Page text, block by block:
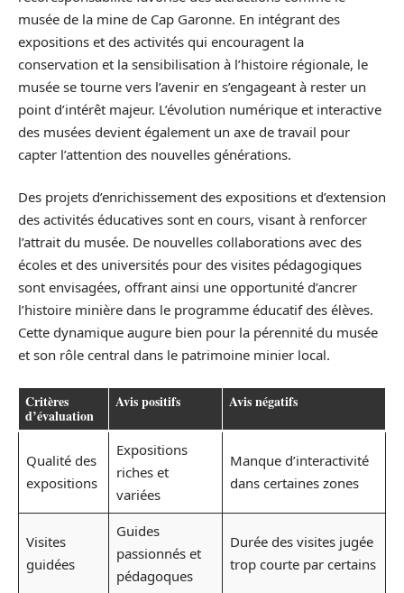
musée de la mine de Cap Garonne. En intégrant des
expositions et des activités qui encouragent la
conservation et la sensibilisation à l’histoire régionale, le
musée se tourne vers l’avenir en s’engageant à rester un
point d’intérêt majeur. L’évolution numérique et interactive
des musées devient également un axe de travail pour
capter l’attention des nouvelles générations.
Des projets d’enrichissement des expositions et d’extension
des activités éducatives sont en cours, visant à renforcer
l’attrait du musée. De nouvelles collaborations avec des
écoles et des universités pour des visites pédagogiques
sont envisagées, offrant ainsi une opportunité d’ancrer
l’histoire minière dans le programme éducatif des élèves.
Cette dynamique augure bien pour la pérennité du musée
et son rôle central dans le patrimoine minier local.
Critères
d’évaluation
Avis positifs Avis négatifs
Qualité des
expositions
Expositions
riches et
variées
Manque d’interactivité
dans certaines zones
Visites
guidées
Guides
passionnés et
pédagoques
Durée des visites jugée
trop courte par certains